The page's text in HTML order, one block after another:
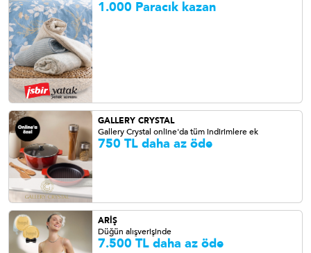
1.000 Paracık kazan
GALLERY CRYSTAL
Gallery Crystal online'da tüm indirimlere ek
750 TL daha az öde
ARİŞ
Düğün alışverişinde
7.500 TL daha az öde